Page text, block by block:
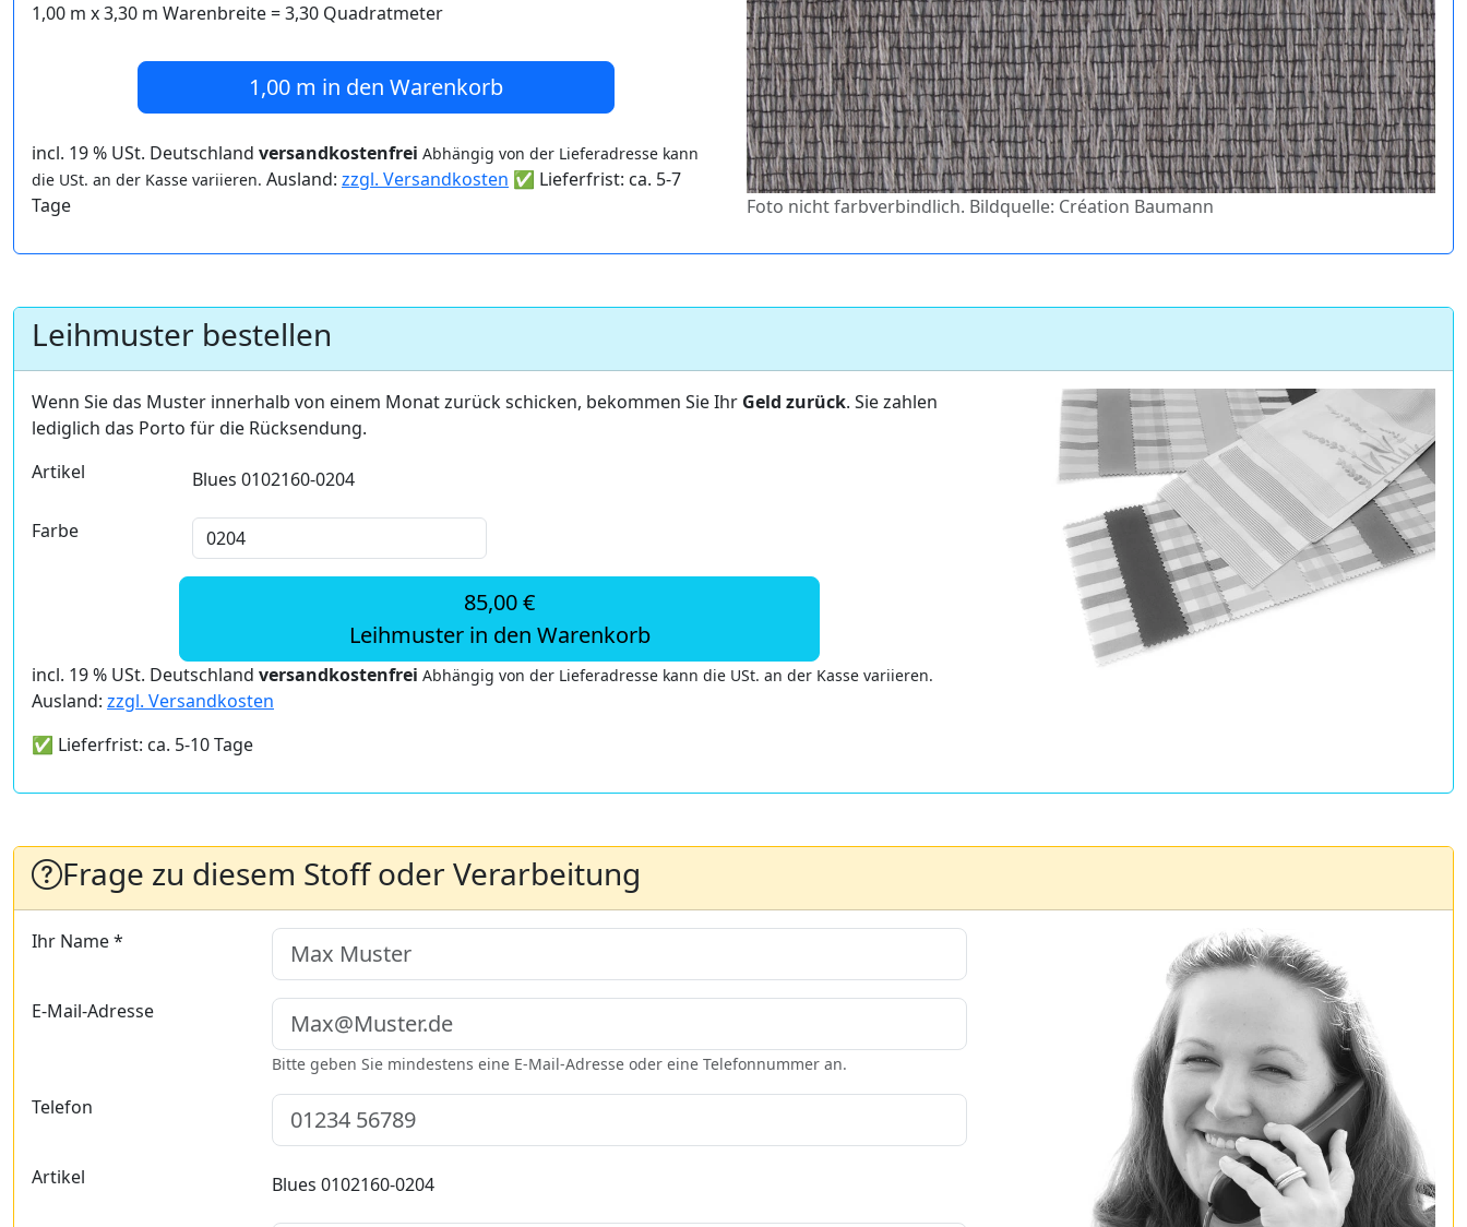
1,00 m x3,30 m Warenbreite =3,30 Quadratmeter
1,00 m in den Warenkorb
incl. 19 % USt. Deutschland versandkostenfrei Abhängig von der Lieferadresse kann
die USt. an der Kasse variieren. Ausland: zzgl. Versandkosten ✅ Lieferfrist: ca. 5-7
Tage
Foto nicht farbverbindlich. Bildquelle: Création Baumann
Leihmuster bestellen
Wenn Sie das Muster innerhalb von einem Monat zurück schicken, bekommen Sie Ihr Geld zurück. Sie zahlen
lediglich das Porto für die Rücksendung.
Artikel
Blues 0102160-0204
Farbe
85,00 €
Leihmuster in den Warenkorb
incl. 19 % USt. Deutschland versandkostenfrei Abhängig von der Lieferadresse kann die USt. an der Kasse variieren.
Ausland: zzgl. Versandkosten
✅ Lieferfrist: ca. 5-10 Tage
Frage zu diesem Stoff oder Verarbeitung
Ihr Name *
E-Mail-Adresse
Bitte geben Sie mindestens eine E-Mail-Adresse oder eine Telefonnummer an.
Telefon
Artikel Blues 0102160-0204